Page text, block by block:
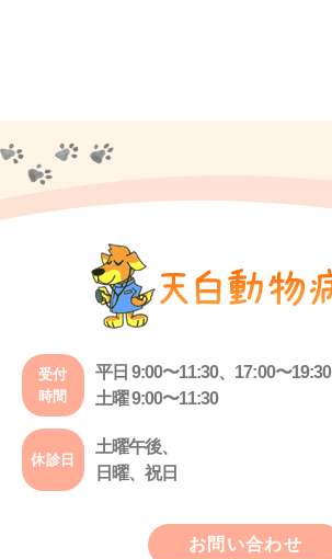
受付
時間
平日 9:00〜11:30、17:00〜19:30
土曜 9:00〜11:30
休診日
土曜午後、
日曜、祝日
お問い合わせ